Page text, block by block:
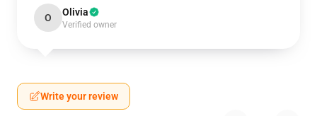
O Olivia
Verified owner
Write your review